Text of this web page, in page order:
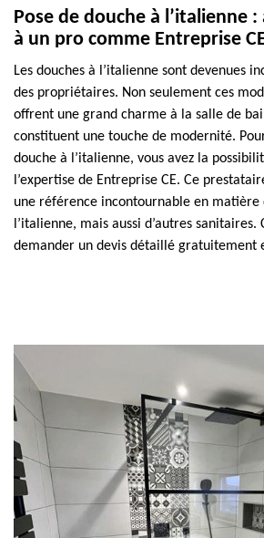
Pose de douche à l’italienne :
à un pro comme Entreprise
Les douches à l’italienne sont devenues
des propriétaires. Non seulement ces
offrent une grand charme à la salle de
constituent une touche de modernité.
douche à l’italienne, vous avez la
l’expertise de Entreprise CE. Ce
une référence incontournable en matière
l’italienne, mais aussi d’autres
demander un devis détaillé gratuitement